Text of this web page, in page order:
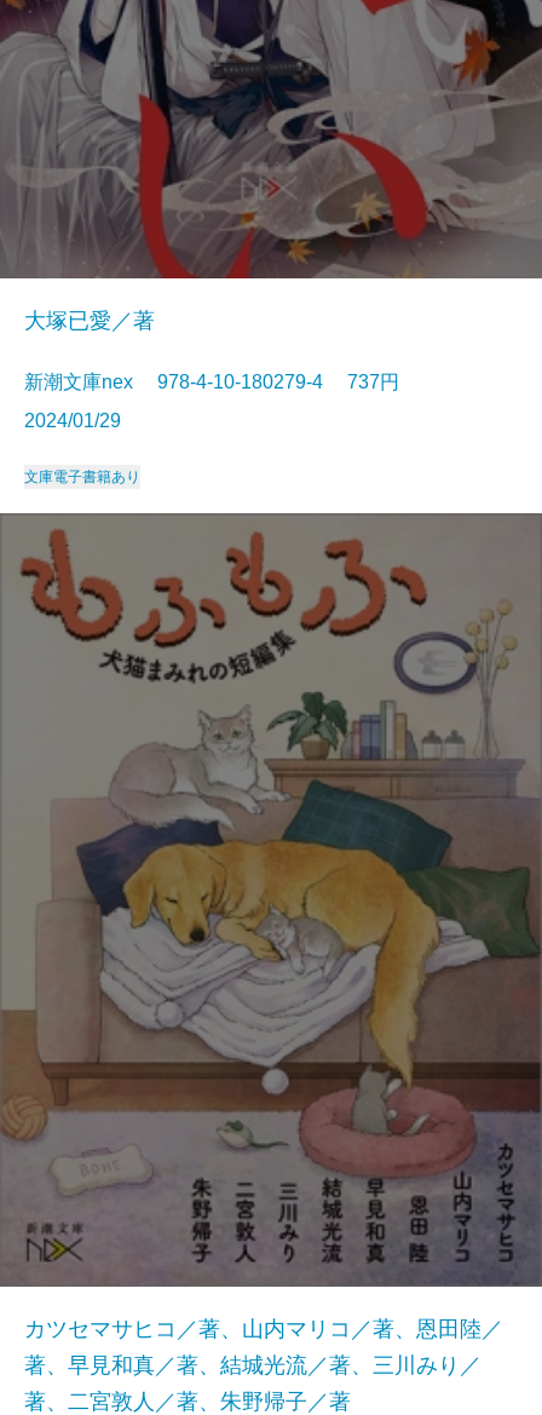
大塚已愛／著
新潮文庫nex 978-4-10-180279-4 737円
2024/01/29
文庫電子書籍あり
カツセマサヒコ／著、山内マリコ／著、恩田陸／
著、早見和真／著、結城光流／著、三川みり／
著、二宮敦人／著、朱野帰子／著